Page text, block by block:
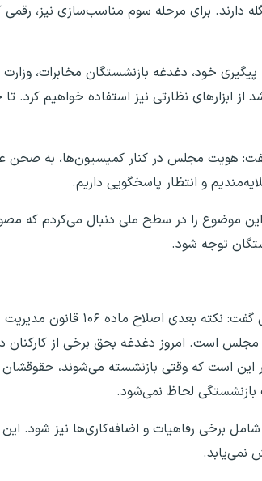
دارند. برای مرحله سوم مناسب‌سازی نیز،
خود، دغدغه بازنشستگان مخابرات، وزارت
ابزارهای نظارتی نیز استفاده خواهیم کرد.
هویت مجلس در کنار کمیسیون‌ها، به صحن
و انتظار پاسخگویی داریم.
موضوع را در سطح ملی دنبال می‌کردم که
توجه شود.
نماینده مردم اهواز، کارون، باوی و حمیدیه
است. امروز دغدغه بحق برخی از کارکنان
این است که وقتی بازنشسته می‌شوند،
بازنشستگی لحاظ نمی‌شود.
شود تا کسورات شاغلین شامل برخی رفاهیات و اضافه‌کاری‌ها
نمی‌یابد.